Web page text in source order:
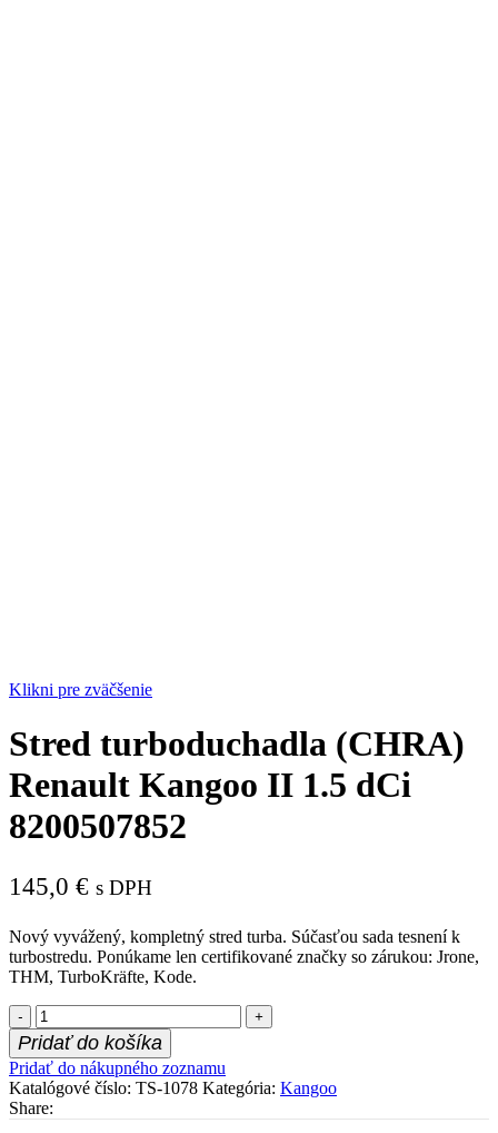
Klikni pre zväčšenie
Stred turboduchadla (CHRA)
Renault Kangoo II 1.5 dCi
8200507852
145,0 € s DPH
Nový vyvážený, kompletný stred turba. Súčasťou sada tesnení k
turbostredu. Ponúkame len certifikované značky so zárukou: Jrone,
THM, TurboKräfte, Kode.
množstvo
Stred
turboduchadla
(CHRA)
Renault
Kangoo
Pridať do košíka
Pridať do nákupného zoznamu
Katalógové číslo: TS-1078 Kategória: Kangoo
Share: